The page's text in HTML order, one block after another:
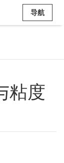
导航
粘度